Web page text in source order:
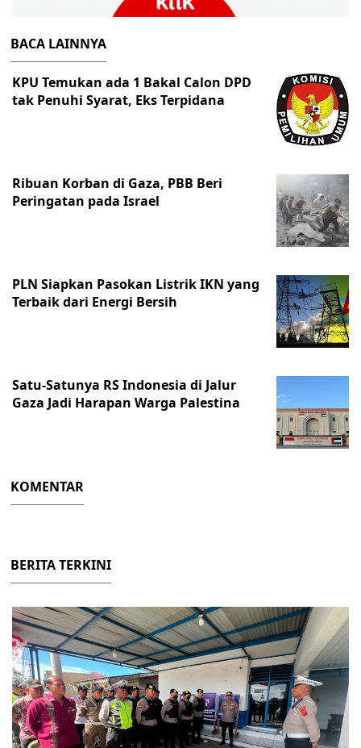
BACA LAINNYA
KPU Temukan ada 1 Bakal Calon DPD
tak Penuhi Syarat, Eks Terpidana
Ribuan Korban di Gaza, PBB Beri
Peringatan pada Israel
PLN Siapkan Pasokan Listrik IKN yang
Terbaik dari Energi Bersih
Satu-Satunya RS Indonesia di Jalur
Gaza Jadi Harapan Warga Palestina
KOMENTAR
BERITA TERKINI